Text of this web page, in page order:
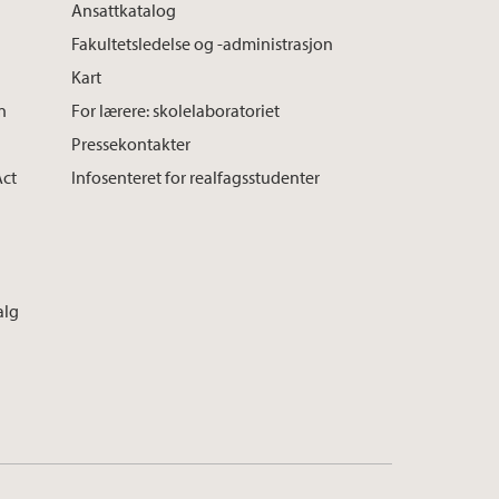
Ansattkatalog
Fakultetsledelse og -administrasjon
Kart
For lærere: skolelaboratoriet
Pressekontakter
Infosenteret for realfagsstudenter